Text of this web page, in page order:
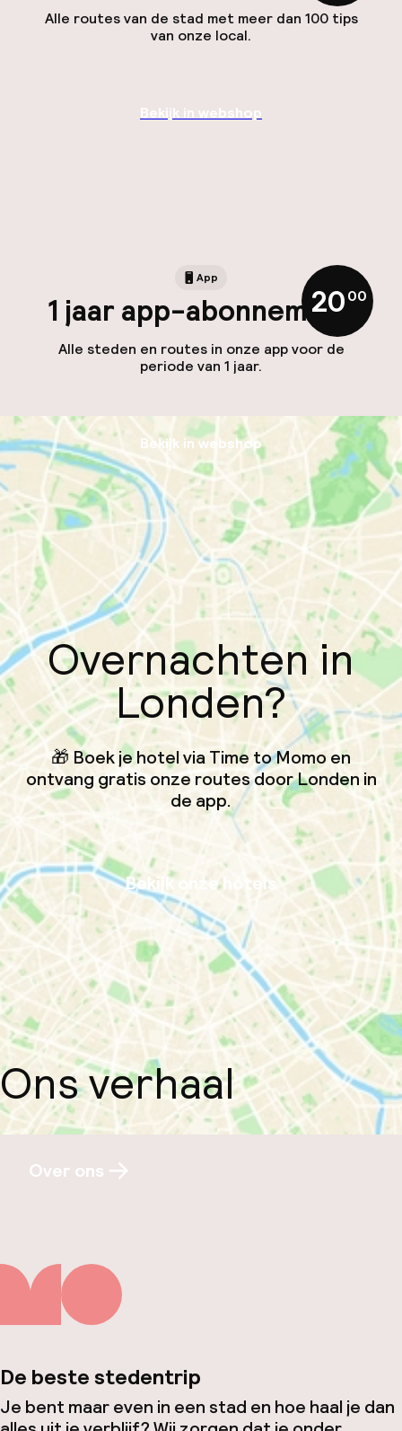
Alle routes van de stad met meer dan 100 tips
van onze local.
Bekijk in webshop
App
1 jaar app-abonnement
Alle steden en routes in onze app voor de
periode van 1 jaar.
20,00
Bekijk in webshop
Overnachten in
Londen?
🎁 Boek je hotel via Time to Momo en
ontvang gratis onze routes door Londen in
de app.
Bekijk onze hotels
Ons verhaal
Over ons
De beste stedentrip
Je bent maar even in een stad en hoe haal je dan